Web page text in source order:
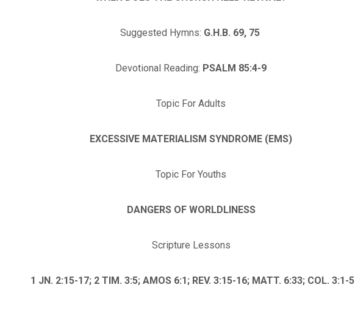
Suggested Hymns: G.H.B. 69, 75
Devotional Reading: PSALM 85:4-9
Topic For Adults
EXCESSIVE MATERIALISM SYNDROME (EMS)
Topic For Youths
DANGERS OF WORLDLINESS
Scripture Lessons
1 JN. 2:15-17; 2 TIM. 3:5; AMOS 6:1; REV. 3:15-16; MATT. 6:33; COL. 3:1-5